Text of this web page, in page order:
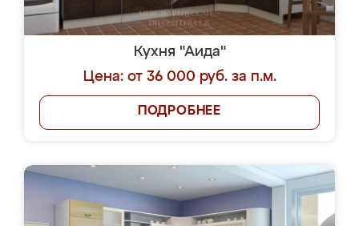
Кухня "Аида"
Цена: от 36 000 руб. за п.м.
ПОДРОБНЕЕ